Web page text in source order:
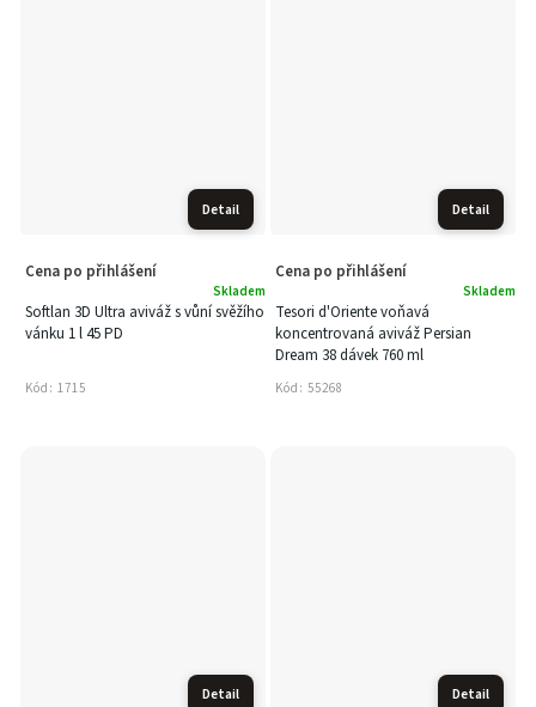
Detail
Softlan 3D Ultra aviváž s vůní svěžího
vánku 1 l 45 PD
Skladem
Cena po přihlášení
Kód: 1715
Detail
Tesori d'Oriente voňavá
koncentrovaná aviváž Persian
Dream 38 dávek 760 ml
Skladem
Cena po přihlášení
Kód: 55268
Detail Detail